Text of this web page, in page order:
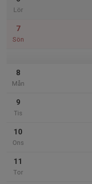
Lör
7
Sön
8
Mån
9
Tis
10
Ons
11
Tor